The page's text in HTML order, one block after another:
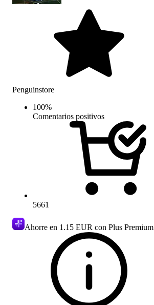
Penguinstore
100%
Comentarios positivos
5661
Ahorre en 1.15 EUR con Plus Premium